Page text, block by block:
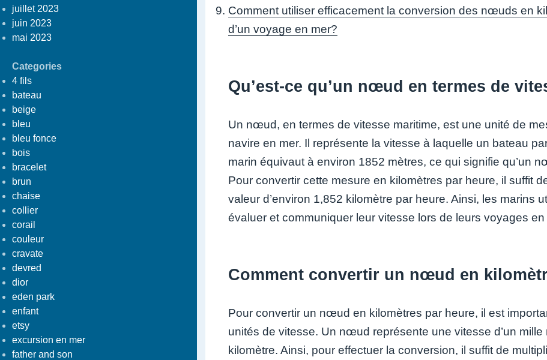
juillet 2023
juin 2023
mai 2023
Categories
4 fils
bateau
beige
bleu
bleu fonce
bois
bracelet
brun
chaise
collier
corail
couleur
cravate
devred
dior
eden park
enfant
etsy
excursion en mer
father and son
Comment utiliser efficacement la conversion des nœuds en
d’un voyage en mer?
Qu’est-ce qu’un nœud en termes de
Un nœud, en termes de vitesse maritime, est une unité de
navire en mer. Il représente la vitesse à laquelle un bateau
marin équivaut à environ 1852 mètres, ce qui signifie qu’un
Pour convertir cette mesure en kilomètres par heure, il suffit
valeur d’environ 1,852 kilomètre par heure. Ainsi, les marins
évaluer et communiquer leur vitesse lors de leurs voyages en
Comment convertir un nœud en
Pour convertir un nœud en kilomètres par heure, il est
unités de vitesse. Un nœud représente une vitesse d’un
kilomètre. Ainsi, pour effectuer la conversion, il suffit de